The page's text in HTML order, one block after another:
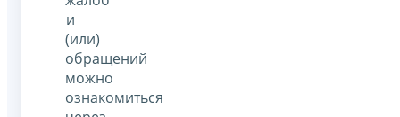
и
(или)
обращений
можно
ознакомиться